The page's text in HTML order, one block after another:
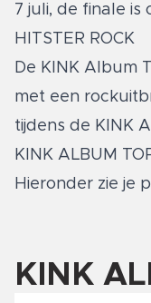
7 juli, de finale is
HITSTER ROCK
De KINK Album
met een
tijdens de KINK
KINK ALBUM
Hieronder zie je
KINK